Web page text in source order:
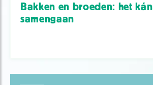
Bakken en broeden: het kán
samengaan